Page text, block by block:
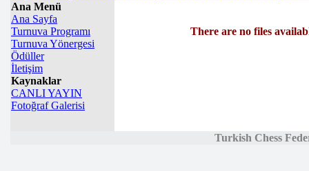
Ana Menü
Ana Sayfa
Turnuva Programı
Turnuva Yönergesi
Ödüller
İletişim
Kaynaklar
CANLI YAYIN
Fotoğraf Galerisi
There are no files
Turkish Chess